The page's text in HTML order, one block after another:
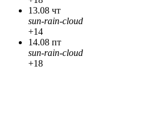
13.08 чт
sun-rain-cloud
+14
14.08 пт
sun-rain-cloud
+18